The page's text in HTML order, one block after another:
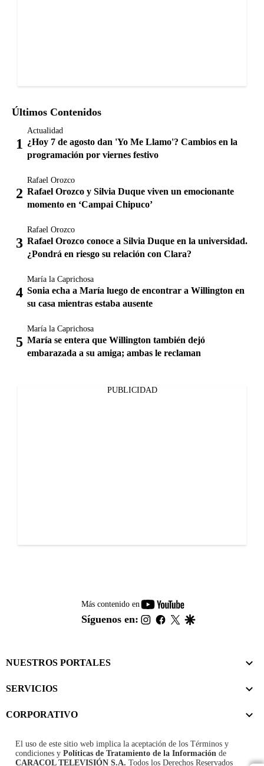
Últimos Contenidos
Actualidad
¿Hoy 7 de agosto dan 'Yo Me Llamo'? Cambios en la
programación por viernes festivo
Rafael Orozco
Rafael Orozco y Silvia Duque viven un emocionante
momento en ‘Campai Chipuco’
Rafael Orozco
Rafael Orozco conoce a Silvia Duque en la universidad.
¿Pondrá en riesgo su relación con Clara?
María la Caprichosa
Sonia echa a María luego de encontrar a Willington en
su casa mientras estaba ausente
María la Caprichosa
María se entera que Willington también dejó
embarazada a su amiga; ambas le reclaman
PUBLICIDAD
Más contenido en
youtube-
footer
Síguenos en: instagram
facebook
twitter
NUESTROS PORTALES
SERVICIOS
CORPORATIVO
El uso de este sitio web implica la aceptación de los Términos y
condiciones y Políticas de Tratamiento de la Información de
CARACOL TELEVISIÓN S.A. Todos los Derechos Reservados